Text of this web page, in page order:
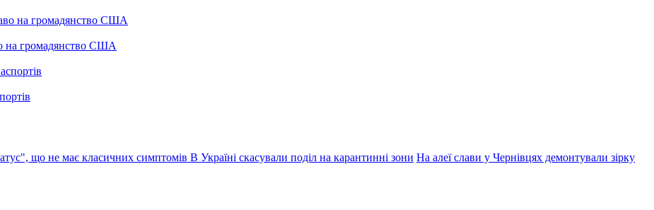
на громадянство США
що не має класичних симптомів В Україні скасували поділ на карантинні зони На алеї слави у Чернівцях демонтували зірку